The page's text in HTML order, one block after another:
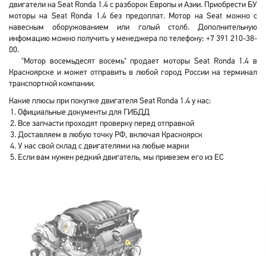
двигатели на Seat Ronda 1.4 с разборок Европы и Азии. Приобрести БУ
моторы на Seat Ronda 1.4 без предоплат. Мотор на Seat можно с
навесным оборужованием или голый столб. Дополнительную
инфомацию можно получить у менеджера по телефону: +7 391 210-38-
00.
"Мотор восемьдесят восемь" продает моторы Seat Ronda 1.4 в
Красноярске и может отправить в любой город России на терминал
транспортной компании.
Какие плюсы при покупке двигателя Seat Ronda 1.4 у нас:
Официальные документы для ГИБДД
Все запчасти проходят проверку перед отправкой
Доставляем в любую точку РФ, включая Красноярск
У нас свой склад с двигателями на любые марки
Если вам нужен редкий двигатель, мы привезем его из ЕС